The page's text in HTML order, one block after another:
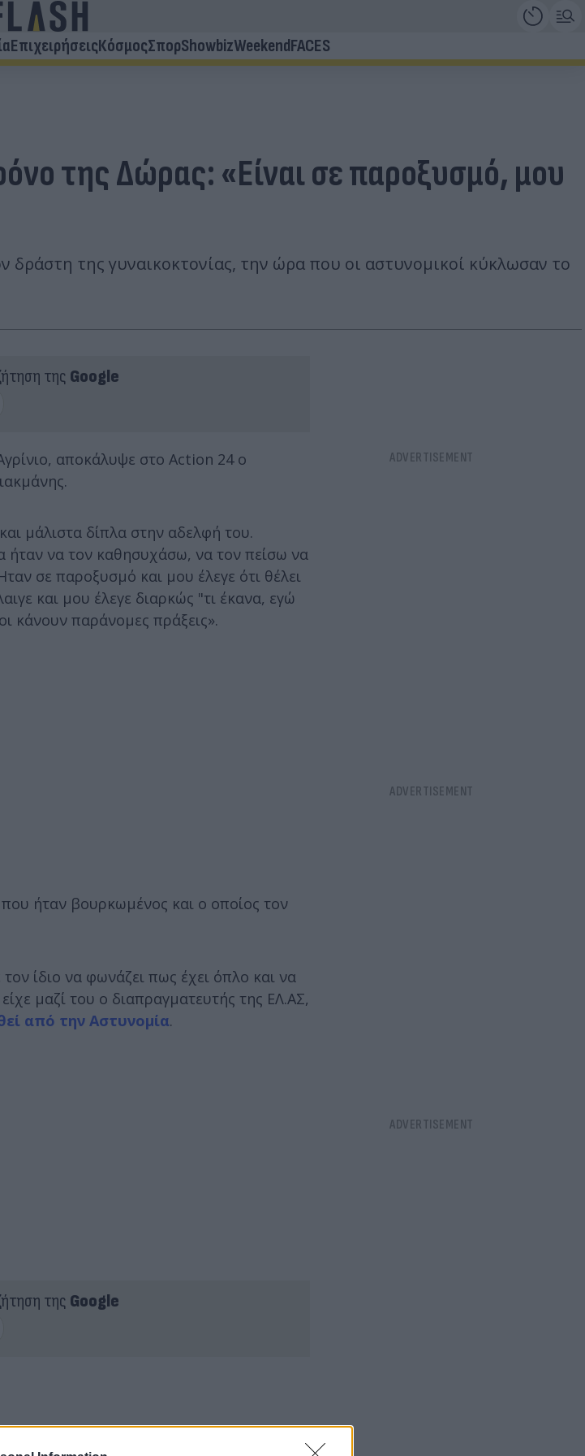
ΕπιχειρήσειςΚόσμοςΣπορShowbizWeekendFACES
της Δώρας: «Είναι σε παροξυσμό, μου
της γυναικοκτονίας, την ώρα που οι αστυνομικοί κύκλωσαν το
της Google
αποκάλυψε στο Action 24 ο
μάλιστα δίπλα στην αδελφή του.
ήταν να τον καθησυχάσω, να τον πείσω να
σε παροξυσμό και μου έλεγε ότι θέλει
και μου έλεγε διαρκώς "τι έκανα, εγώ
κάνουν παράνομες πράξεις».
ήταν βουρκωμένος και ο οποίος τον
ίδιο να φωνάζει πως έχει όπλο και να
μαζί του ο διαπραγματευτής της ΕΛ.ΑΣ,
από την Αστυνομία.
της Google